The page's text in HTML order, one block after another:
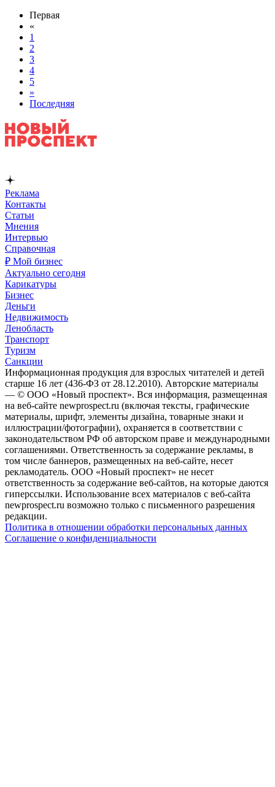
Первая
«
1
2
3
4
5
»
Последняя
Реклама
Контакты
Статьи
Мнения
Интервью
Справочная
₽ Мой бизнес
Актуально сегодня
Карикатуры
Бизнес
Деньги
Недвижимость
Ленобласть
Транспорт
Туризм
Санкции
Информационная продукция для взрослых читателей и детей
старше 16 лет (436-ФЗ от 28.12.2010). Авторские материалы
— © ООО «Новый проспект». Вся информация, размещенная
на веб-сайте newprospect.ru (включая тексты, графические
материалы, шрифт, элементы дизайна, товарные знаки и
иллюстрации/фотографии), охраняется в соответствии с
законодательством РФ об авторском праве и международными
соглашениями. Ответственность за содержание рекламы, в
том числе баннеров, размещенных на веб-сайте, несет
рекламодатель. ООО «Новый проспект» не несет
ответственность за содержание веб-сайтов, на которые даются
гиперссылки. Использование всех материалов с веб-сайта
newprospect.ru возможно только с письменного разрешения
редакции.
Политика в отношении обработки персональных данных
Соглашение о конфиденциальности